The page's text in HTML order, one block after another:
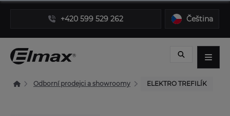
+420 599 529 262 Čeština
Odborní prodejci a showroomy ELEKTRO TREFILÍK